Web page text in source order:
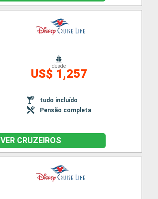
desde
US$ 1,257
tudo incluído
Pensão completa
VER CRUZEIROS